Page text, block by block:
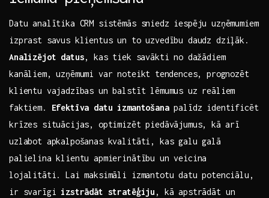
Datu analītika CRM sistēmās sniedz iespēju uzņēmumiem
izprast savus klientus un to uzvedību daudz ​dziļāk.
Analizējot ​datus, kas tiek ⁣savākti no dažādiem‍
kanāliem, uzņēmumi‌ var noteikt ⁣tendences, prognozēt
klientu vajadzības ​un balstīt lēmumus uz ​reāliem
faktiem. Efektīva ‌datu izmantošanapalīdz identificēt
krīzes‍ situācijas, optimizēt piedāvājumus, ⁣kā ⁤arī
uzlabot apkalpošanas kvalitāti,‍ kas galu galā
palielina klientu apmierinātību un veicina
lojalitāti. Lai maksimāli izmantotu datu potenciālu,
ir svarīgi izstrādāt stratēģiju , kā apstrādāt ‌un